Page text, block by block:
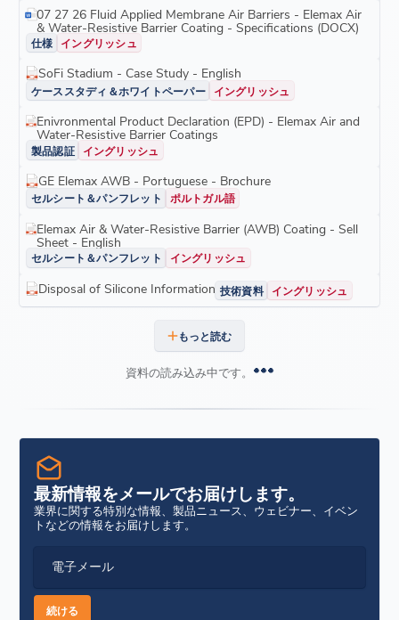
07 27 26 Fluid Applied Membrane Air Barriers - Elemax Air
& Water-Resistive Barrier Coating - Specifications (DOCX)
仕様 イングリッシュ
SoFi Stadium - Case Study - English
ケーススタディ＆ホワイトペーパー イングリッシュ
Enivronmental Product Declaration (EPD) - Elemax Air and
Water-Resistive Barrier Coatings
製品認証 イングリッシュ
GE Elemax AWB - Portuguese - Brochure
セルシート＆パンフレット ポルトガル語
Elemax Air & Water-Resistive Barrier (AWB) Coating - Sell
Sheet - English
セルシート＆パンフレット イングリッシュ
Disposal of Silicone Information 技術資料 イングリッシュ
もっと読む
資料の読み込み中です。
最新情報をメールでお届けします。
業界に関する特別な情報、製品ニュース、ウェビナー、イベン
トなどの情報をお届けします。
電子メール
続ける